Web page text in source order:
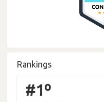
Rankings
#1º